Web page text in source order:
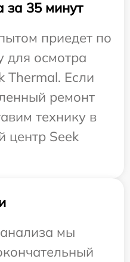
за 35 минут
приедет по
для осмотра
Thermal. Если
ремонт
технику в
центр Seek
мы